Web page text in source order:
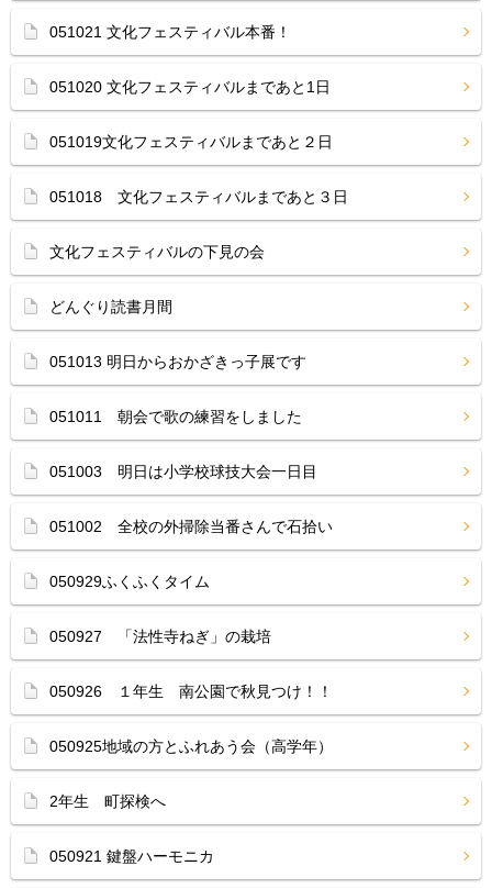
051021 文化フェスティバル本番！
051020 文化フェスティバルまであと1日
051019文化フェスティバルまであと２日
051018 文化フェスティバルまであと３日
文化フェスティバルの下見の会
どんぐり読書月間
051013 明日からおかざきっ子展です
051011 朝会で歌の練習をしました
051003 明日は小学校球技大会一日目
051002 全校の外掃除当番さんで石拾い
050929ふくふくタイム
050927 「法性寺ねぎ」の栽培
050926 １年生 南公園で秋見つけ！！
050925地域の方とふれあう会（高学年）
2年生 町探検へ
050921 鍵盤ハーモニカ